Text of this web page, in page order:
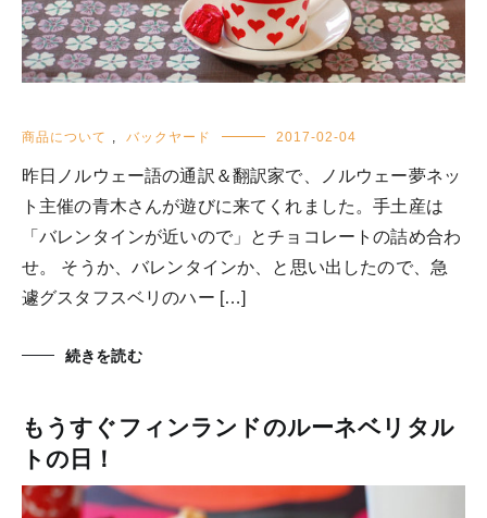
商品について , バックヤード 2017-02-04
昨日ノルウェー語の通訳＆翻訳家で、ノルウェー夢ネッ
ト主催の青木さんが遊びに来てくれました。手土産は
「バレンタインが近いので」とチョコレートの詰め合わ
せ。 そうか、バレンタインか、と思い出したので、急
遽グスタフスベリのハー […]
続きを読む
もうすぐフィンランドのルーネベリタル
トの日！